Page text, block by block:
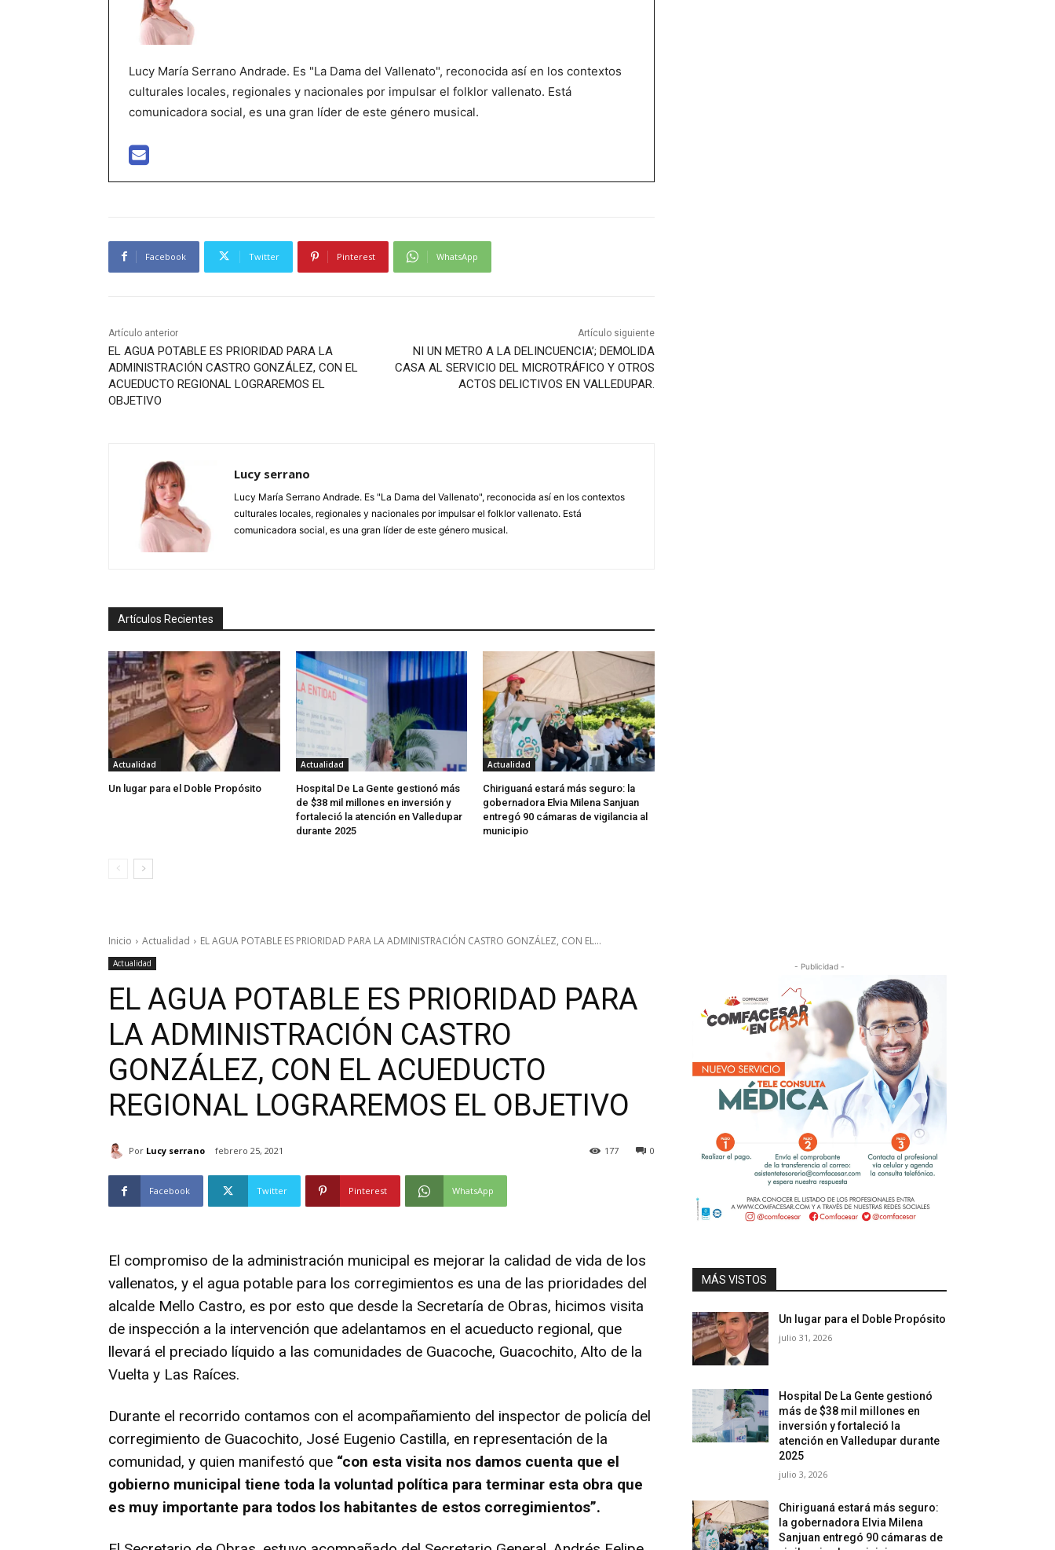
Lucy María Serrano Andrade. Es "La Dama del Vallenato", reconocida así en los contextos
culturales locales, regionales y nacionales por impulsar el folklor vallenato. Está
comunicadora social, es una gran líder de este género musical.
Facebook Twitter Pinterest WhatsApp
Artículo anterior
EL AGUA POTABLE ES PRIORIDAD PARA LA
ADMINISTRACIÓN CASTRO GONZÁLEZ, CON EL
ACUEDUCTO REGIONAL LOGRAREMOS EL
OBJETIVO
Artículo siguiente
NI UN METRO A LA DELINCUENCIA’; DEMOLIDA
CASA AL SERVICIO DEL MICROTRÁFICO Y OTROS
ACTOS DELICTIVOS EN VALLEDUPAR.
Lucy serrano
Lucy María Serrano Andrade. Es "La Dama del Vallenato", reconocida así en los contextos
culturales locales, regionales y nacionales por impulsar el folklor vallenato. Está
comunicadora social, es una gran líder de este género musical.
Artículos Recientes
Actualidad
Un lugar para el Doble Propósito
Actualidad
Hospital De La Gente gestionó más
de $38 mil millones en inversión y
fortaleció la atención en Valledupar
durante 2025
Actualidad
Chiriguaná estará más seguro: la
gobernadora Elvia Milena Sanjuan
entregó 90 cámaras de vigilancia al
municipio